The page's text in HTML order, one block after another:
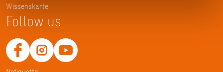
Wissenskarte
Follow us